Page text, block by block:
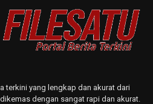
terkini yang lengkap dan akurat dari
dengan sangat rapi dan akurat.